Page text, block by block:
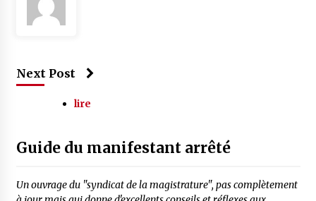
Next Post
lire
Guide du manifestant arrêté
Un ouvrage du "syndicat de la magistrature", pas complètement